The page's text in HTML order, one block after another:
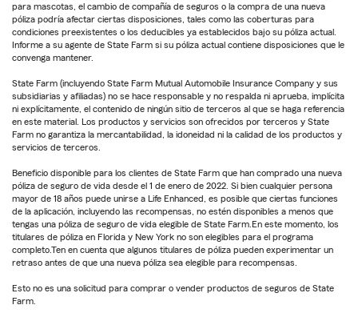
para mascotas, el cambio de compañía de seguros o la compra de una nueva
póliza podría afectar ciertas disposiciones, tales como las coberturas para
condiciones preexistentes o los deducibles ya establecidos bajo su póliza actual.
Informe a su agente de State Farm si su póliza actual contiene disposiciones que le
convenga mantener.
State Farm (incluyendo State Farm Mutual Automobile Insurance Company y sus
subsidiarias y afiliadas) no se hace responsable y no respalda ni aprueba, implícita
ni explícitamente, el contenido de ningún sitio de terceros al que se haga referencia
en este material. Los productos y servicios son ofrecidos por terceros y State
Farm no garantiza la mercantabilidad, la idoneidad ni la calidad de los productos y
servicios de terceros.
Beneficio disponible para los clientes de State Farm que han comprado una nueva
póliza de seguro de vida desde el 1 de enero de 2022. Si bien cualquier persona
mayor de 18 años puede unirse a Life Enhanced, es posible que ciertas funciones
de la aplicación, incluyendo las recompensas, no estén disponibles a menos que
tengas una póliza de seguro de vida elegible de State Farm.En este momento, los
titulares de póliza en Florida y New York no son elegibles para el programa
completo.Ten en cuenta que algunos titulares de póliza pueden experimentar un
retraso antes de que una nueva póliza sea elegible para recompensas.
Esto no es una solicitud para comprar o vender productos de seguros de State
Farm.